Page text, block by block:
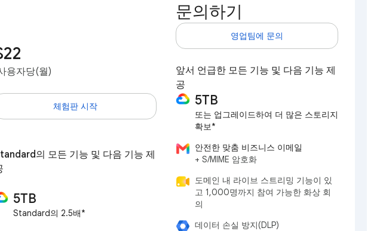
용자당(월)
체험판 시작
의 모든 기능 및 다음 기능 제
5TB
Standard의 2.5배*
문의하기
영업팀에 문의
앞서 언급한 모든 기능 및 다음 기능 제
공
5TB
또는 업그레이드하여 더 많은 스토리지
확보*
안전한 맞춤 비즈니스 이메일
+ S/MIME 암호화
도메인 내 라이브 스트리밍 기능이 있
고 1,000명까지 참여 가능한 화상 회
의
데이터 손실 방지(DLP)